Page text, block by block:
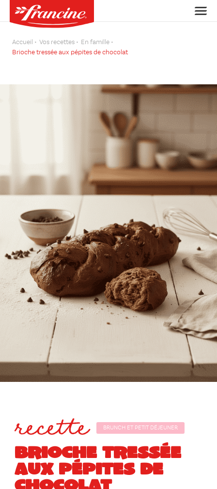
Accueil Vos recettes
En famille
Brioche tressée aux pépites de chocolat
recette BRUNCH ET PETIT DÉJEUNER
BRIOCHE TRESSÉE
AUX PÉPITES DE
CHOCOLAT